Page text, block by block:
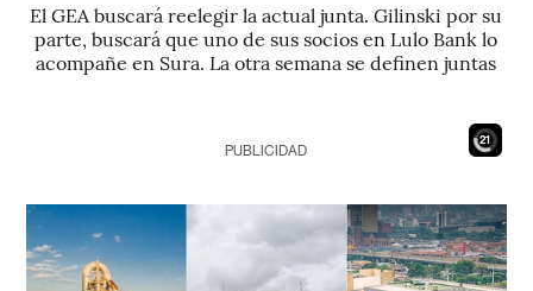
El GEA buscará reelegir la actual junta. Gilinski por su
parte, buscará que uno de sus socios en Lulo Bank lo
acompañe en Sura. La otra semana se definen juntas
20
PUBLICIDAD